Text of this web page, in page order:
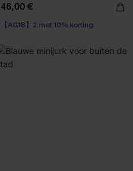
46,00 €
【AG18】2 met 10% korting